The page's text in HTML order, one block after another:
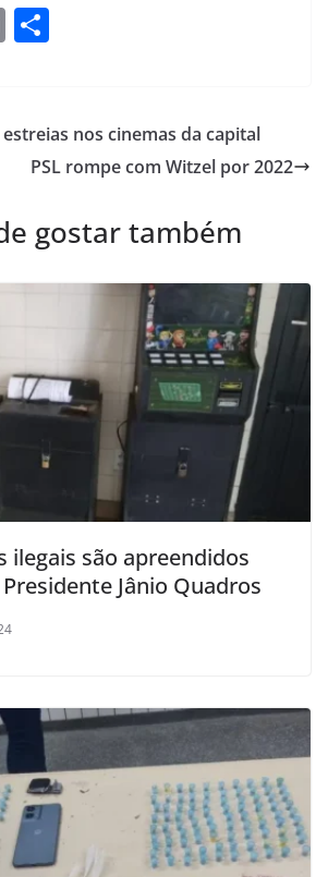
E
l e nos cinemas da capital
PSL rompe com Witzel por 2022
gostar também
ilegais são apreendidos
Jânio Quadros